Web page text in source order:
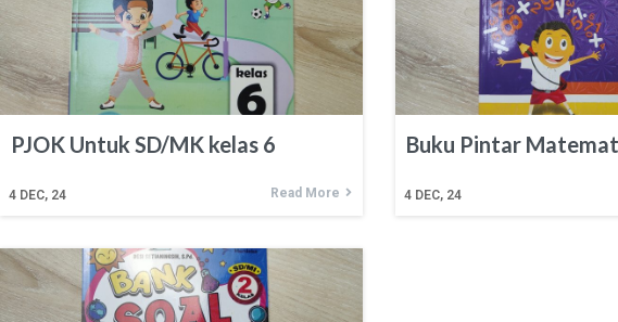
PJOK Untuk SD/MK kelas 6
4 DEC, 24 Read More
Buku Pintar
4 DEC, 24